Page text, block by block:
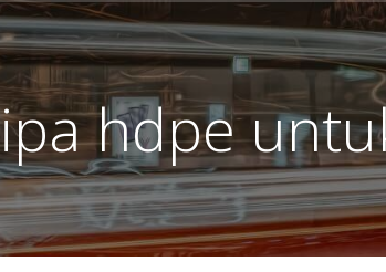
hdpe